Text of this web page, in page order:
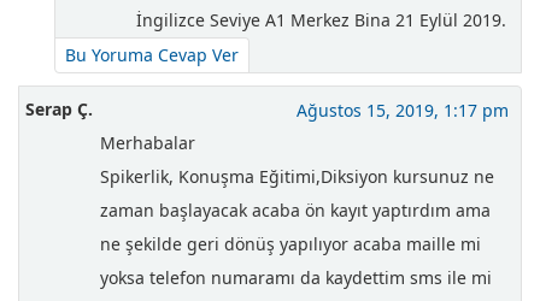
İngilizce Seviye A1 Merkez Bina 21 Eylül 2019.
Bu Yoruma Cevap Ver
Serap Ç.
Ağustos 15, 2019, 1:17 pm
Merhabalar
Spikerlik, Konuşma Eğitimi,Diksiyon kursunuz ne
zaman başlayacak acaba ön kayıt yaptırdım ama
ne şekilde geri dönüş yapılıyor acaba maille mi
yoksa telefon numaramı da kaydettim sms ile mi